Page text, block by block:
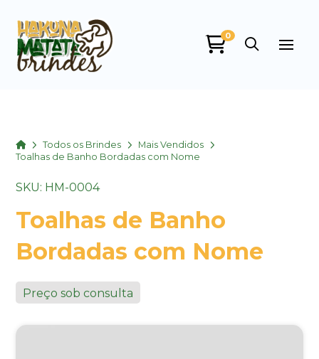
0
HomeTodos os Brindes
Mais Vendidos
Toalhas de Banho Bordadas com Nome
SKU: HM-0004
Toalhas de Banho
Bordadas com Nome
Preço sob consulta